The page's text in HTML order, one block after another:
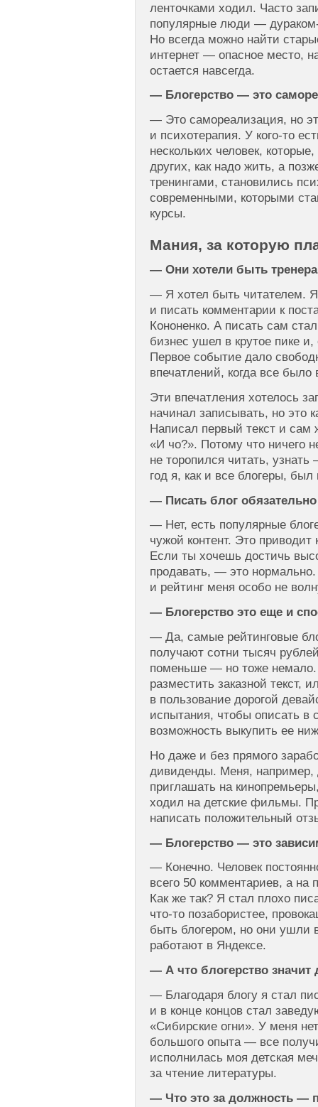
ленточками ходил. Часто
популярные люди — дураком-
Но всегда можно найти
интернет — опасное место,
остается навсегда.
— Блогерство — это
— Это самореализация, но
и психотерапия. У кого-то
нескольких человек,
других, как надо жить, а
тренингами, становились
современными, которыми
курсы.
Мания, за которую
— Они хотели быть
— Я хотел быть читателем. Я
и писать комментарии к
Кононенко. А писать сам
бизнес ушел в крутое пике
Первое событие дало
впечатлений, когда все было
Эти впечатления хотелось
начинал записывать, но это
Написал первый текст и сам
«И чо?». Потому что ничего
не торопился читать,
год я, как и все блогеры, был
— Писать блог
— Нет, есть популярные
чужой контент. Это
Если ты хочешь достичь
продавать, — это
и рейтинг меня особо не
— Блогерство это еще и
— Да, самые рейтинговые
получают сотни тысяч
поменьше — но тоже немало.
разместить заказной текст,
в пользование дорогой
испытания, чтобы описать в
возможность выкупить ее
Но даже и без прямого
дивиденды. Меня, например,
приглашать на
ходил на детские фильмы.
написать положительный
— Блогерство — это
— Конечно. Человек
всего 50 комментариев, а
Как же так? Я стал плохо
что-то позабористее,
быть блогером, но они ушли
работают в Яндексе.
— А что блогерство значит
— Благодаря блогу я стал
и в конце концов стал
«Сибирские огни». У меня
большого опыта — все
исполнилась моя детская
за чтение литературы.
— Что это за должность —